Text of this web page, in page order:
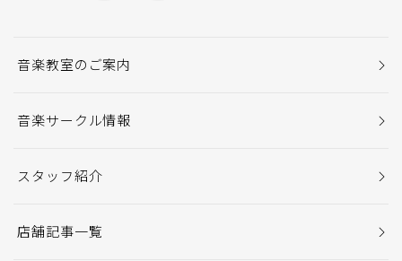
音楽教室のご案内
音楽サークル情報
スタッフ紹介
店舗記事一覧